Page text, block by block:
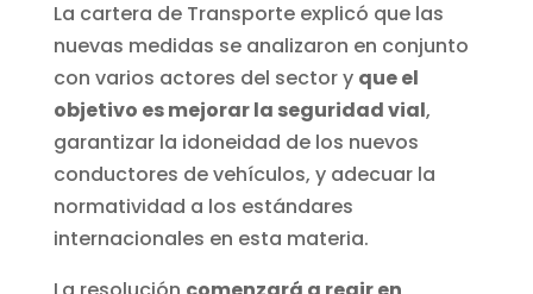
La cartera de Transporte explicó que las
nuevas medidas se analizaron en conjunto
con varios actores del sector y que el
objetivo es mejorar la seguridad vial,
garantizar la idoneidad de los nuevos
conductores de vehículos, y adecuar la
normatividad a los estándares
internacionales en esta materia.